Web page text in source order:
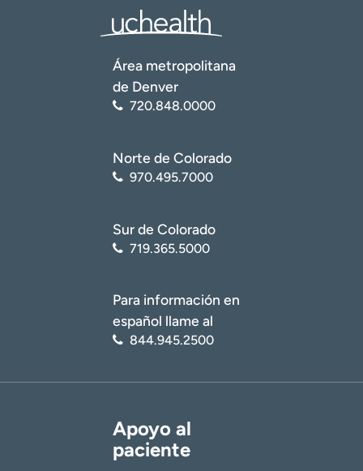
Área metropolitana
de Denver
720.848.0000
Norte de Colorado
970.495.7000
Sur de Colorado
719.365.5000
Para información en
español llame al
844.945.2500
Apoyo al
paciente